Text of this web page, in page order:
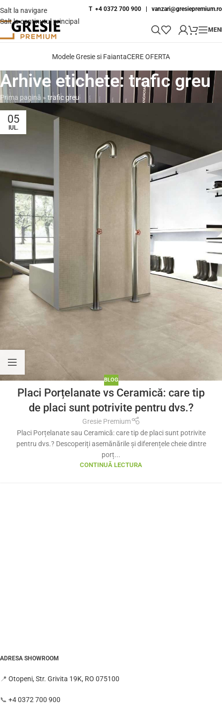
Salt la navigare
Salt la conținutul principal
T +4 0372 700 900 | vanzari@gresiepremium.ro
Modele Gresie si FaiantaCERE OFERTA
Arhive etichete: trafic greu
Prima pagină » trafic greu
05
IUL.
BLOG
Placi Porțelanate vs Ceramică: care tip
de placi sunt potrivite pentru dvs.?
Gresie Premium
Placi Porțelanate sau Ceramică: care tip de placi sunt potrivite
pentru dvs.? Descoperiți asemănările și diferențele cheie dintre
porț...
CONTINUĂ LECTURA
ADRESA SHOWROOM
📍 Otopeni, Str. Grivita 19K, RO 075100
📞 +4 0372 700 900